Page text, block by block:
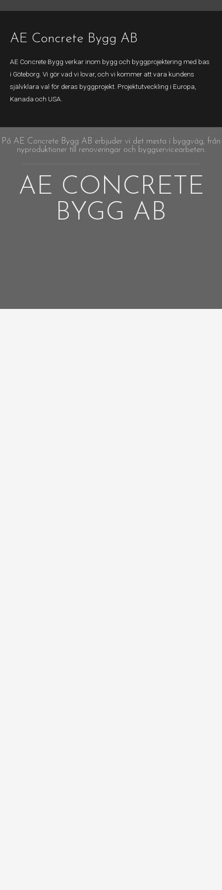
AE Concrete Bygg AB
AE Concrete Bygg verkar inom bygg och byggprojektering med bas
i Göteborg. Vi gör vad vi lovar, och vi kommer att vara kundens
självklara val för deras byggprojekt. Projektutveckling i Europa,
Kanada och USA.
På AE Concrete Bygg AB erbjuder vi det mesta i byggväg, från
nyproduktioner till renoveringar och byggservicearbeten.
AE CONCRETE
BYGG AB